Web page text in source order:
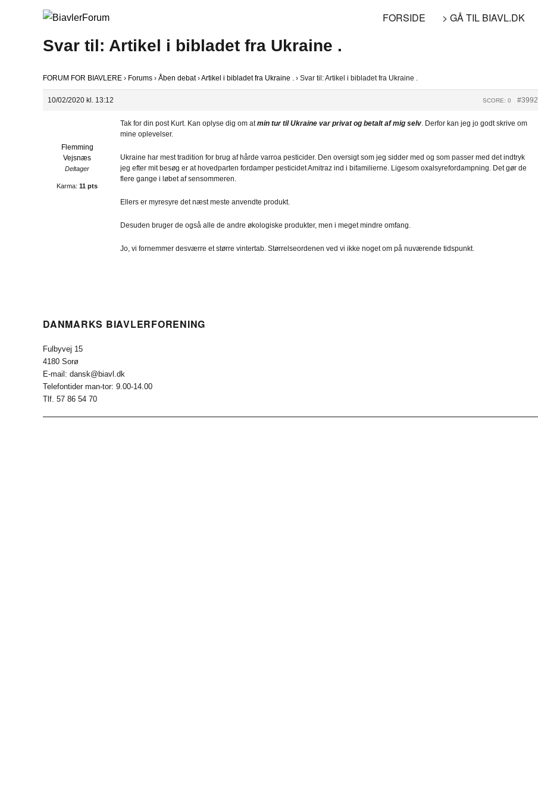
FORSIDE > GÅ TIL BIAVL.DK
Svar til: Artikel i bibladet fra Ukraine .
FORUM FOR BIAVLERE › Forums › Åben debat ›Artikel i bibladet fra Ukraine . › Svar til: Artikel i bibladet fra Ukraine .
10/02/2020 kl. 13:12 #3992
SCORE: 0
Flemming
Vejsnæs
Deltager
Karma: 11 pts
Tak for din post Kurt. Kan oplyse dig om atmin tur til Ukraine var privat og betalt af mig selv . Derfor kan jeg jo godt skrive om
mine oplevelser.
Ukraine har mest tradition for brug af hårde varroa pesticider. Den oversigt som jeg sidder med og som passer med det indtryk
jeg efter mit besøg er at hovedparten fordamper pesticidet Amitraz ind i bifamilierne. Ligesom oxalsyrefordampning. Det gør de
flere gange i løbet af sensommeren.
Ellers er myresyre det næst meste anvendte produkt.
Desuden bruger de også alle de andre økologiske produkter, men i meget mindre omfang.
Jo, vi fornemmer desværre et større vintertab. Størrelseordenen ved vi ikke noget om på nuværende tidspunkt.
DANMARKS BIAVLERFORENING
Fulbyvej 15
4180 Sorø
E-mail: dansk@biavl.dk
Telefontider man-tor: 9.00-14.00
Tlf. 57 86 54 70